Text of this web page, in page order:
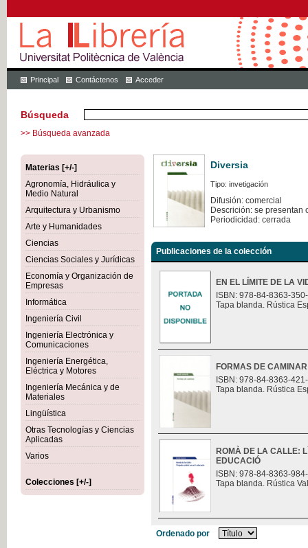
Principal Contáctenos Acceder
Búsqueda
>> Búsqueda avanzada
Materias [+/-]
Agronomía, Hidráulica y
Medio Natural
Arquitectura y Urbanismo
Arte y Humanidades
Ciencias
Ciencias Sociales y Jurídicas
Economía y Organización de
Empresas
Informática
Ingeniería Civil
Ingeniería Electrónica y
Comunicaciones
Ingeniería Energética,
Eléctrica y Motores
Ingeniería Mecánica y de
Materiales
Lingüística
Otras Tecnologías y Ciencias
Aplicadas
Varios
Colecciones [+/-]
Diversia
Tipo: invetigación
Difusión: comercial
Descrición: se presentan
Periodicidad: cerrada
Publicaciones de la colección
EN EL LÍMITE DE LA
ISBN: 978-84-8363-
Tapa blanda. Rústica
FORMAS DE CAMINAR
ISBN: 978-84-8363-
Tapa blanda. Rústica
ROMÀ DE LA CALLE:
EDUCACIÓ
ISBN: 978-84-8363-
Tapa blanda. Rústica
Ordenado por